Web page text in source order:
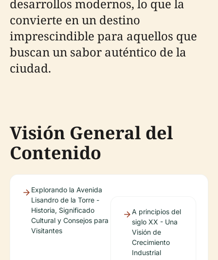
desarrollos modernos, lo que la
convierte en un destino
imprescindible para aquellos que
buscan un sabor auténtico de la
ciudad.
Visión General del
Contenido
Explorando la Avenida
Lisandro de la Torre -
Historia, Significado
Cultural y Consejos para
Visitantes
A principios del
siglo XX - Una
Visión de
Crecimiento
Industrial